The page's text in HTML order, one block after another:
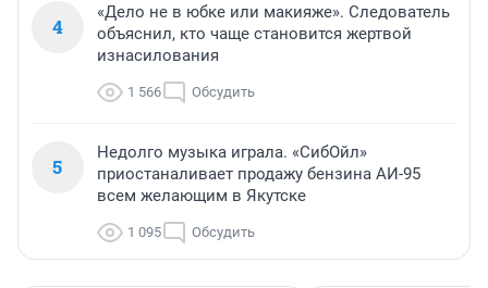
4
«Дело не в юбке или макияже». Следователь
объяснил, кто чаще становится жертвой
изнасилования
1 566 Обсудить
5
Недолго музыка играла. «СибОйл»
приостаналивает продажу бензина АИ-95
всем желающим в Якутске
1 095 Обсудить